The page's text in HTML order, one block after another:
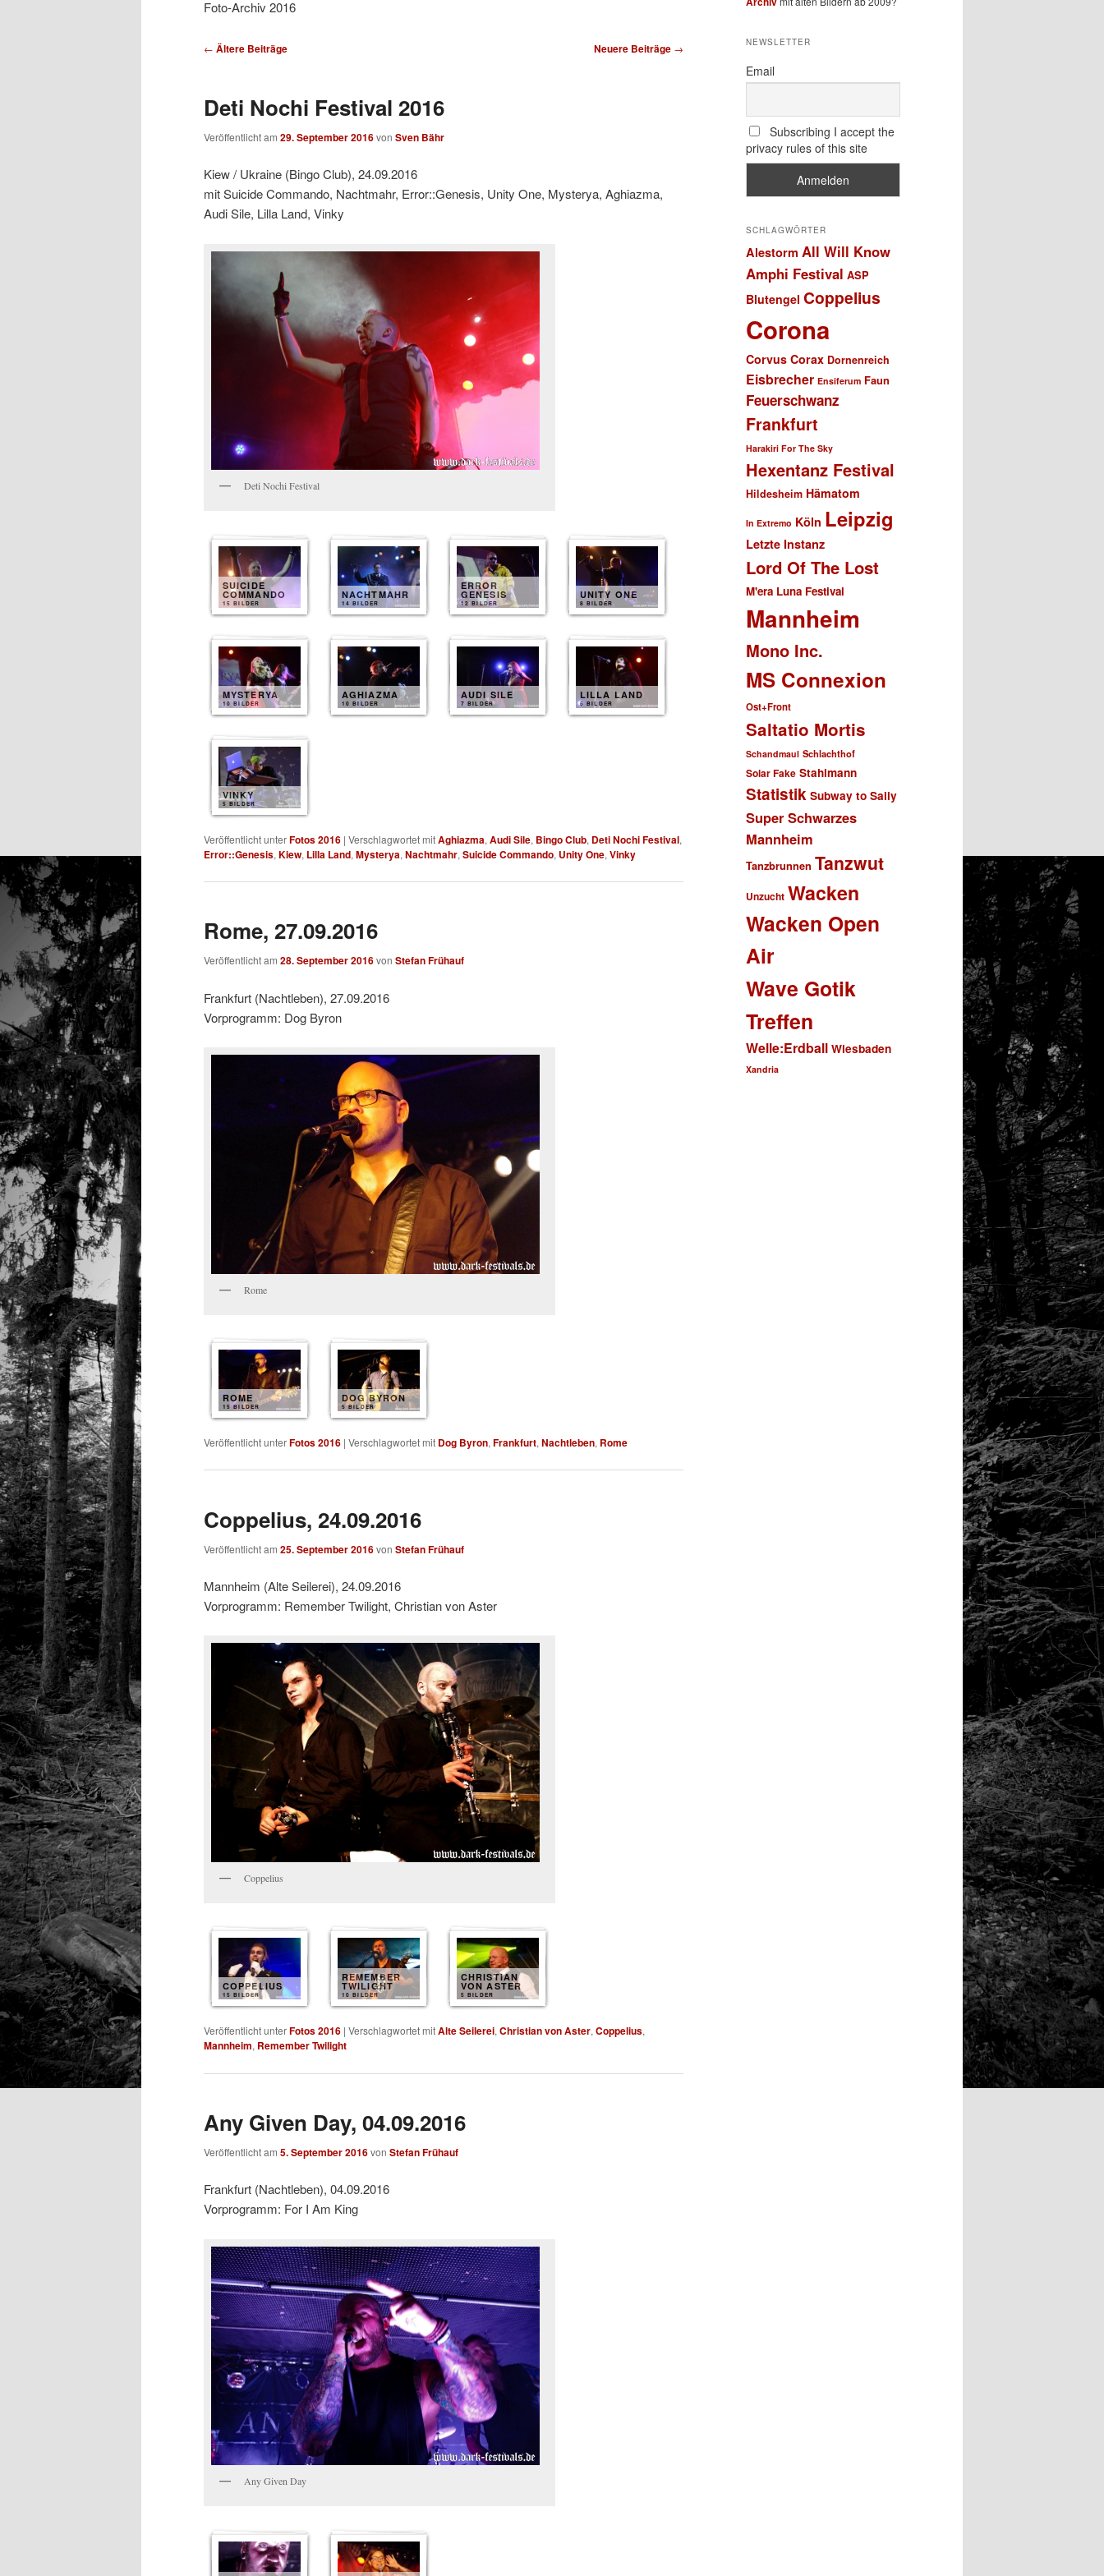
Foto-Archiv 2016
Beitragsnavigation
← Ältere Beiträge Neuere Beiträge →
Deti Nochi Festival 2016
Veröffentlicht am 29. September 2016von Sven Bähr
Kiew / Ukraine (Bingo Club), 24.09.2016
mit Suicide Commando, Nachtmahr, Error::Genesis, Unity One, Mysterya, Aghiazma,
Audi Sile, Lilla Land, Vinky
Deti Nochi Festival
SUICIDE
COMMANDO
15 BILDER
NACHTMAHR
14 BILDER
ERROR
GENESIS
12 BILDER
UNITY ONE
8 BILDER
MYSTERYA
10 BILDER
AGHIAZMA
10 BILDER
AUDI SILE
7 BILDER
LILLA LAND
6 BILDER
VINKY
5 BILDER
Veröffentlicht unterFotos 2016 | Verschlagwortet mitAghiazma, Audi Sile, Bingo Club, Deti Nochi Festival,
Error::Genesis, Kiew, Lilla Land, Mysterya, Nachtmahr, Suicide Commando, Unity One, Vinky
Rome, 27.09.2016
Veröffentlicht am 28. September 2016von Stefan Frühauf
Frankfurt (Nachtleben), 27.09.2016
Vorprogramm: Dog Byron
Rome
ROME
15 BILDER
DOG BYRON
5 BILDER
Veröffentlicht unterFotos 2016 | Verschlagwortet mit Dog Byron, Frankfurt, Nachtleben, Rome
Coppelius, 24.09.2016
Veröffentlicht am 25. September 2016von Stefan Frühauf
Mannheim (Alte Seilerei), 24.09.2016
Vorprogramm: Remember Twilight, Christian von Aster
Coppelius
COPPELIUS
15 BILDER
REMEMBER
TWILIGHT
10 BILDER
CHRISTIAN
VON ASTER
5 BILDER
Veröffentlicht unterFotos 2016 | Verschlagwortet mitAlte Seilerei,Christian von Aster,Coppelius,
Mannheim, Remember Twilight
Any Given Day, 04.09.2016
Veröffentlicht am 5. September 2016von Stefan Frühauf
Frankfurt (Nachtleben), 04.09.2016
Vorprogramm: For I Am King
Any Given Day
NEWSLETTER
Email
Subscribing I accept the
privacy rules of this site
SCHLAGWÖRTER
Alestorm All Will Know
Amphi Festival ASP
Blutengel Coppelius
Corona
Corvus Corax Dornenreich
Eisbrecher Ensiferum Faun
Feuerschwanz
Frankfurt
Harakiri For The Sky
Hexentanz Festival
Hildesheim Hämatom
In Extremo Köln Leipzig
Letzte Instanz
Lord Of The Lost
M'era Luna Festival
Mannheim
Mono Inc.
MS Connexion
Ost+Front
Saltatio Mortis
Schandmaul Schlachthof
Solar Fake Stahlmann
Statistik Subway to Sally
Super Schwarzes
Mannheim
Tanzbrunnen Tanzwut
Unzucht Wacken
Wacken Open
Air
Wave Gotik
Treffen
Welle:Erdball Wiesbaden
Xandria